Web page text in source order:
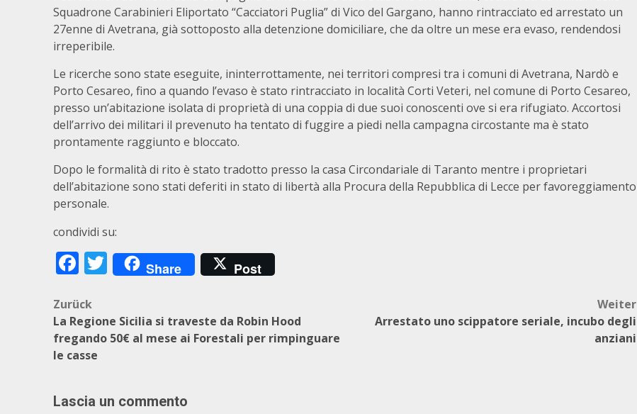
Squadrone Carabinieri Eliportato “Cacciatori Puglia” di Vico del Gargano, hanno rintracciato ed arrestato un
27enne di Avetrana, già sottoposto alla detenzione domiciliare, che da oltre un mese era evaso, rendendosi
irreperibile.
Le ricerche sono state eseguite, ininterrottamente, nei territori compresi tra i comuni di Avetrana, Nardò e
Porto Cesareo, fino a quando l’evaso è stato rintracciato in località Corti Veteri, nel comune di Porto Cesareo,
presso un’abitazione isolata di proprietà di una coppia di due suoi conoscenti ove si era rifugiato. Accortosi
dell’arrivo dei militari il prevenuto ha tentato di fuggire a piedi nella campagna circostante ma è stato
prontamente raggiunto e bloccato.
Dopo le formalità di rito è stato tradotto presso la casa Circondariale di Taranto mentre i proprietari
dell’abitazione sono stati deferiti in stato di libertà alla Procura della Repubblica di Lecce per favoreggiamento
personale.
condividi su:
Facebook
Twitter
Share Post
Beitragsnavigation
Zurück
La Regione Sicilia si traveste da Robin Hood
fregando 50€ al mese ai Forestali per rimpinguare
le casse
Weiter
Arrestato uno scippatore seriale, incubo degli
anziani
Lascia un commento